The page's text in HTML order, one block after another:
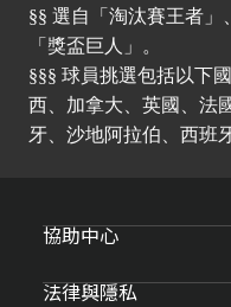
§§ 選自「淘汰賽王者
「獎盃巨人」。
§§§ 球員挑選包括以下
西、加拿大、英國、法
牙、沙地阿拉伯、西班
協助中心
法律與隱私